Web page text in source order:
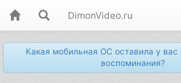
DimonVideo.ru
Какая мобильная ОС оставила у
воспоминания?